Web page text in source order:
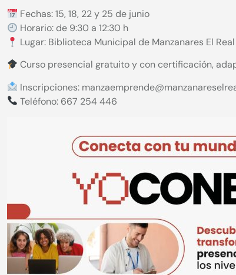
Fechas: 15, 18, 22 y 25 de junio
Horario: de 9:30 a 12:30 h
Lugar: Biblioteca Municipal de Manzanares El Real
Curso presencial gratuito y con certificación,
Inscripciones:
Teléfono: 667 254 446